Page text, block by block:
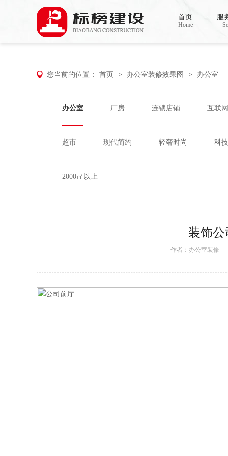
香蕉视频在线免费,香蕉视频导航,黄色香
首页
Home
服
您当前的位置： 首页 > 办公室装修效果图 > 办公室
办公室 厂房 连锁店铺 互联网
超市 现代简约 轻奢时尚 科
2000㎡以上
装饰
作者： 办公室装修